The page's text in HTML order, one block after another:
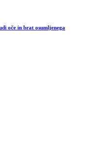
oče in brat osumljenega